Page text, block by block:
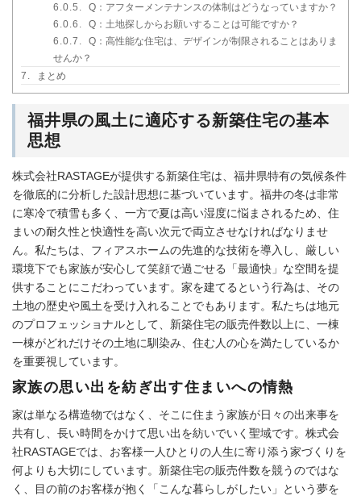
6.0.5.
Q：アフターメンテナンスの体制はどうなっていますか？
6.0.6.
Q：土地探しからお願いすることは可能ですか？
6.0.7.
Q：高性能な住宅は、デザインが制限されることはありま
せんか？
7.
まとめ
福井県の風土に適応する新築住宅の基本
思想
株式会社RASTAGEが提供する新築住宅は、福井県特有の気候条件
を徹底的に分析した設計思想に基づいています。福井の冬は非常
に寒冷で積雪も多く、一方で夏は高い湿度に悩まされるため、住
まいの耐久性と快適性を高い次元で両立させなければなりませ
ん。私たちは、フィアスホームの先進的な技術を導入し、厳しい
環境下でも家族が安心して笑顔で過ごせる「最適快」な空間を提
供することにこだわっています。家を建てるという行為は、その
土地の歴史や風土を受け入れることでもあります。私たちは地元
のプロフェッショナルとして、新築住宅の販売件数以上に、一棟
一棟がどれだけその土地に馴染み、住む人の心を満たしているか
を重要視しています。
家族の思い出を紡ぎ出す住まいへの情熱
家は単なる構造物ではなく、そこに住まう家族が日々の出来事を
共有し、長い時間をかけて思い出を紡いでいく聖域です。株式会
社RASTAGEでは、お客様一人ひとりの人生に寄り添う家づくりを
何よりも大切にしています。新築住宅の販売件数を競うのではな
く、目の前のお客様が抱く「こんな暮らしがしたい」という夢を